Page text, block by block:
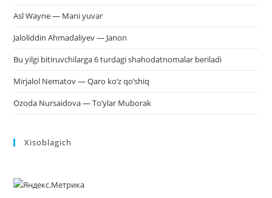
Asl Wayne — Mani yuvar
Jaloliddin Ahmadaliyev — Janon
Bu yilgi bitiruvchilarga 6 turdagi shahodatnomalar beriladi
Mirjalol Nematov — Qaro ko’z qo’shiq
Ozoda Nursaidova — To’ylar Muborak
Xisoblagich